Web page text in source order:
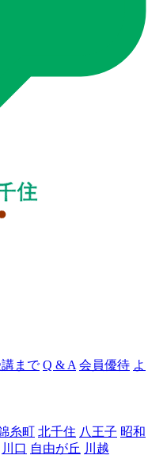
ャ
千
まで Q & A 会員優待 よ
糸町 北千住 八王子 昭和
川口 自由が丘 川越